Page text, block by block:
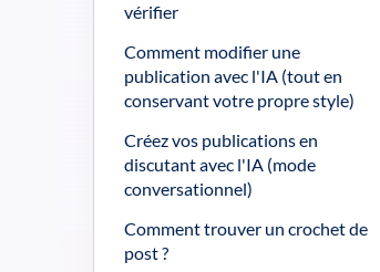
vérifier
Comment modifier une
publication avec l'IA (tout en
conservant votre propre style)
Créez vos publications en
discutant avec l'IA (mode
conversationnel)
Comment trouver un crochet de
post ?